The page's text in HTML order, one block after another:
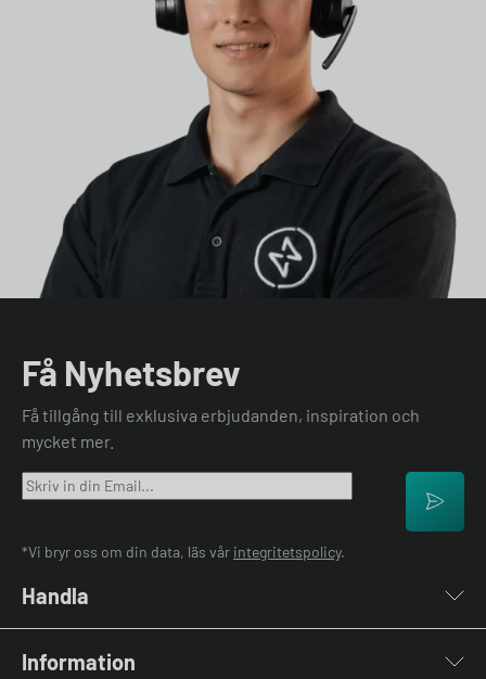
Få Nyhetsbrev
Få tillgång till exklusiva erbjudanden, inspiration och
mycket mer.
*Vi bryr oss om din data, läs vår integritetspolicy.
Handla
Laddkablar
Information